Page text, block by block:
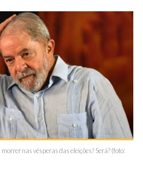
nas vésperas das eleições! Será? (foto: